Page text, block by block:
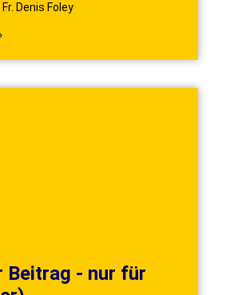
Denis Foley
Beitrag - nur für